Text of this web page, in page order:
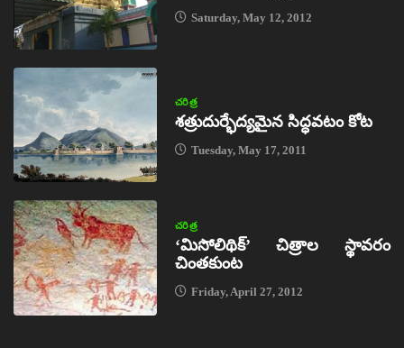
Saturday, May 12, 2012
చరిత్ర
శత్రుదుర్భేద్యమైన సిద్ధవటం కోట
Tuesday, May 17, 2011
చరిత్ర
‘మిసోలిథిక్‌’ చిత్రాల స్థావరం
చింతకుంట
Friday, April 27, 2012